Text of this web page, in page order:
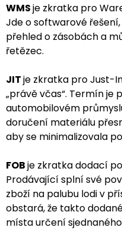
WMSje zkratka pro
Jde o softwarové
přehled o zásobách a
řetězec.
JITje zkratka pro Just-
„právě včas“. Termín je
automobilovém
doručení materiálu
aby se minimalizovala
FOBje zkratka dodací
Prodávající splní své
zboží na palubu lodi v
obstará, že takto
místa určení